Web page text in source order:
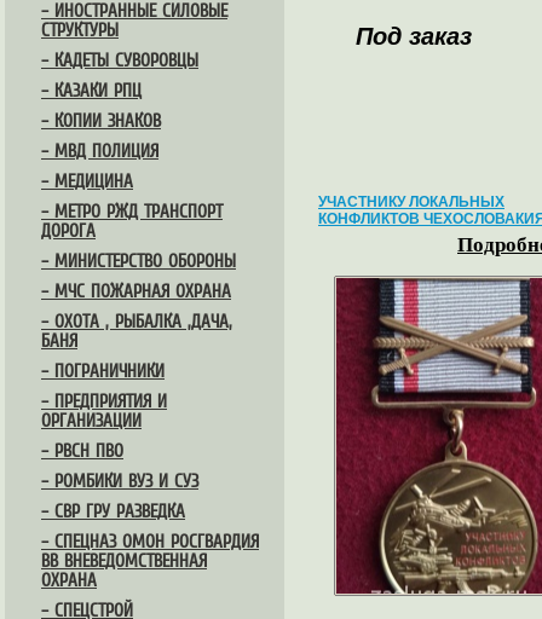
– ИНОСТРАННЫЕ СИЛОВЫЕ
СТРУКТУРЫ
– КАДЕТЫ СУВОРОВЦЫ
– КАЗАКИ РПЦ
– КОПИИ ЗНАКОВ
– МВД ПОЛИЦИЯ
– МЕДИЦИНА
– МЕТРО РЖД ТРАНСПОРТ
ДОРОГА
– МИНИСТЕРСТВО ОБОРОНЫ
– МЧС ПОЖАРНАЯ ОХРАНА
– ОХОТА , РЫБАЛКА ,ДАЧА,
БАНЯ
– ПОГРАНИЧНИКИ
– ПРЕДПРИЯТИЯ И
ОРГАНИЗАЦИИ
– РВСН ПВО
– РОМБИКИ ВУЗ И СУЗ
– СВР ГРУ РАЗВЕДКА
– СПЕЦНАЗ ОМОН РОСГВАРДИЯ
ВВ ВНЕВЕДОМСТВЕННАЯ
ОХРАНА
– СПЕЦСТРОЙ
Под заказ
УЧАСТНИКУ ЛОКАЛЬНЫХ
КОНФЛИКТОВ